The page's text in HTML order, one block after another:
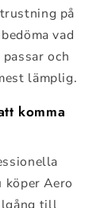
på
vad
och
lämplig.
komma
Aero